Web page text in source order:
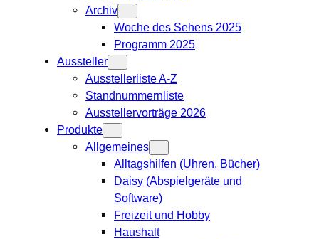
Archiv
Woche des Sehens 2025
Programm 2025
Aussteller
Ausstellerliste A-Z
Standnummernliste
Ausstellervorträge 2026
Produkte
Allgemeines
Alltagshilfen (Uhren, Bücher)
Daisy (Abspielgeräte und
Software)
Freizeit und Hobby
Haushalt